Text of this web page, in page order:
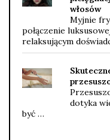
włosów
Myjnie
połączenie
relaksującym
dotyka
być …